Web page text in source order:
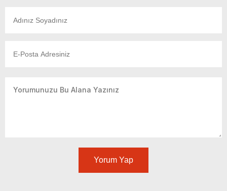
Yorum Yap